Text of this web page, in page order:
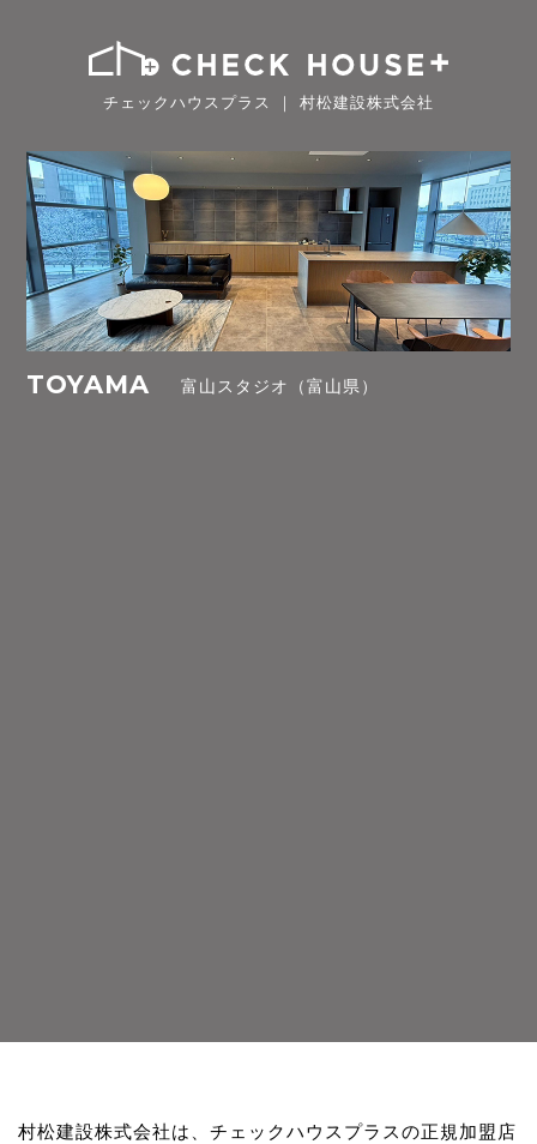
チェックハウスプラス ｜ 村松建設株式会社
TOYAMA 富山スタジオ（富山県）
村松建設株式会社は、チェックハウスプラスの正規加盟店